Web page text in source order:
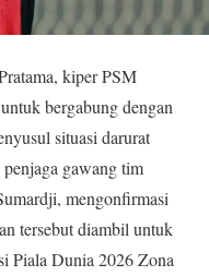
kiper PSM
bergabung dengan
situasi darurat
gawang tim
mengonfirmasi
tersebut diambil untuk
Piala Dunia 2026 Zona